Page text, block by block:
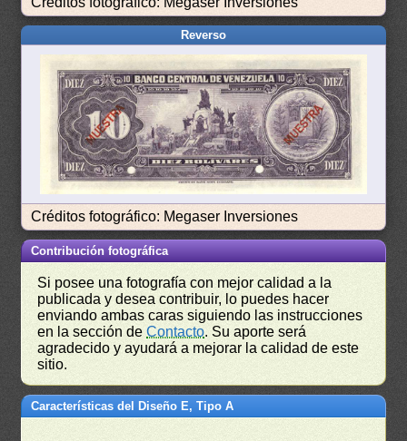
Reverso
Créditos fotográfico: Megaser Inversiones
Contribución fotográfica
Si posee una fotografía con mejor calidad a la
publicada y desea contribuir, lo puedes hacer
enviando ambas caras siguiendo las instrucciones
en la sección deContacto. Su aporte será
agradecido y ayudará a mejorar la calidad de este
sitio.
Características del Diseño E, Tipo A